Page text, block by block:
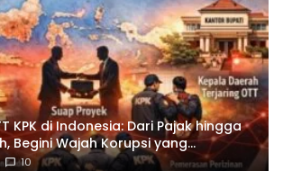
KPK di Indonesia: Dari Pajak hingga
Begini Wajah Korupsi yang
10